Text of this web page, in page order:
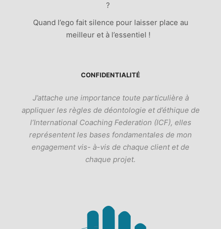
?
Quand l’ego fait silence pour laisser place au
meilleur et à l’essentiel !
CONFIDENTIALITÉ
J’attache une importance toute particulière à
appliquer les règles de déontologie et d’éthique de
l’International Coaching Federation (ICF), elles
représentent les bases fondamentales de mon
engagement vis- à-vis de chaque client et de
chaque projet.